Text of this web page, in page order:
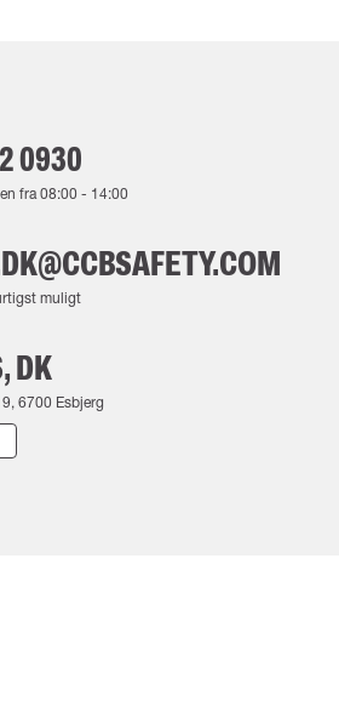
0930
fra08:00 - 14:00
muligt
DK
6700 Esbjerg